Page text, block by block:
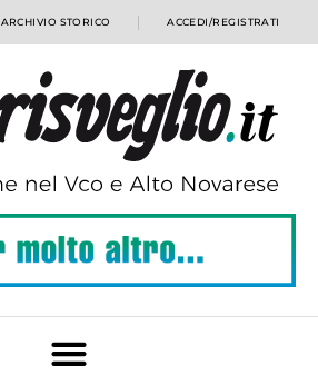
ARCHIVIO STORICO ACCEDI/REGISTRATI